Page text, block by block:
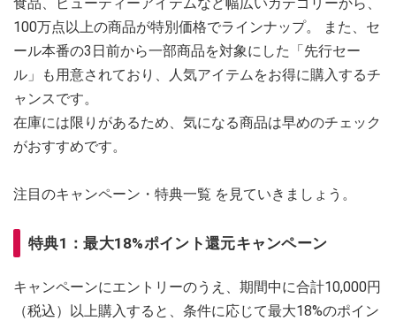
食品、ビューティーアイテムなど幅広いカテゴリーから、
100万点以上の商品が特別価格でラインナップ。 また、セ
ール本番の3日前から一部商品を対象にした「先行セー
ル」も用意されており、人気アイテムをお得に購入するチ
ャンスです。
在庫には限りがあるため、気になる商品は早めのチェック
がおすすめです。
注目のキャンペーン・特典一覧 を見ていきましょう。
特典1：最大18%ポイント還元キャンペーン
キャンペーンにエントリーのうえ、期間中に合計10,000円
（税込）以上購入すると、条件に応じて最大18%のポイン